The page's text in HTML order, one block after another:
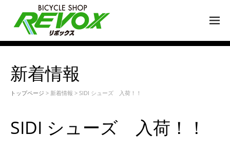
U
新着情報
トップページ > 新着情報 > SIDI シューズ 入荷！！
SIDI シューズ 入荷！！